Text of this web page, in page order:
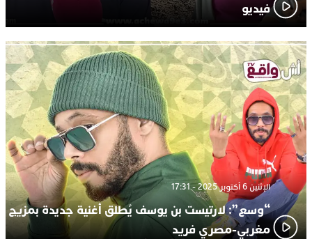
فيديو
الإثنين 6 أكتوبر 2025 - 17:31
“وسع”: لارتيست بن يوسف يُطلق أغنية جديدة بمزيج
مغربي-مصري فريد